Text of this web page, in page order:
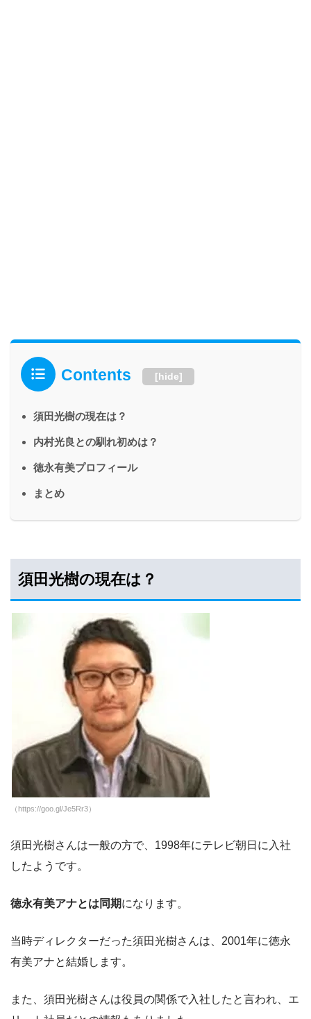
Contents [hide]
須田光樹の現在は？
内村光良との馴れ初めは？
徳永有美プロフィール
まとめ
須田光樹の現在は？
（https://goo.gl/Je5Rr3）
須田光樹さんは一般の方で、1998年にテレビ朝日に入社
したようです。
徳永有美アナとは同期になります。
当時ディレクターだった須田光樹さんは、2001年に徳永
有美アナと結婚します。
また、須田光樹さんは役員の関係で入社したと言われ、エ